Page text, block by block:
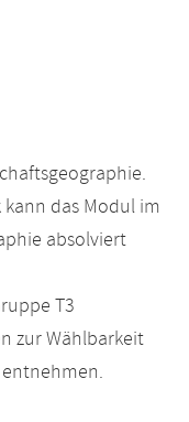
das Modul im
absolviert
T3
zur Wählbarkeit